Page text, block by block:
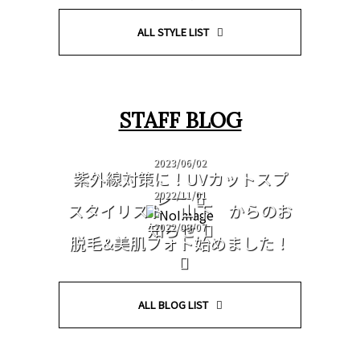
ALL STYLE LIST
STAFF BLOG
2023/06/02
紫外線対策に！UVカットスプ
レー
2022/11/01
スタイリスト 山下 からのお
知らせ
2022/09/07
脱毛&美肌フォト始めました！
ALL BLOG LIST